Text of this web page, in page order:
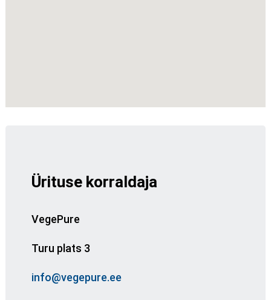
Ürituse korraldaja
VegePure
Turu plats 3
info@vegepure.ee